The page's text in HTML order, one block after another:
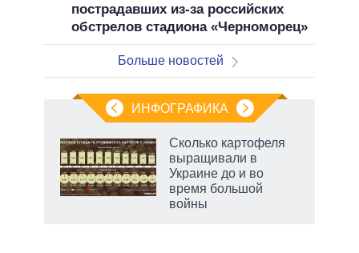
пострадавших из-за российских
обстрелов стадиона «Черноморец»
Больше новостей
ИНФОГРАФИКА
Сколько картофеля
выращивали в
Украине до и во
время большой
войны